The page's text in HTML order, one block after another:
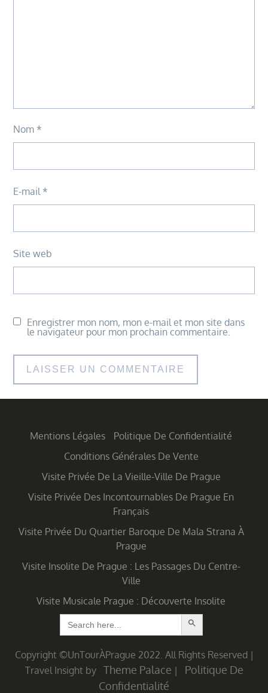
Nom *
E-mail *
Site web
Enregistrer mon nom, mon e-mail et mon site dans
le navigateur pour mon prochain commentaire.
Mentions Légales
Politique De Confidentialité
Conditions Générales De Vente
Visite Privée De La Vieille-Ville De Prague
Visite Privée Des Incontournables De Prague En
Français
Visite Privée Du Quartier Baroque De Mala Strana À
Prague
Visite Insolite De Prague : Les Passages Du Centre-
Ville
Visite Musicale Prague : Découverte Insolite
Search
for:
Search Button
Copyright ©UnTourÀPrague 2022. All Rights Reserved |
Travel Insight by Theme Palace |
Politique De
Confidentialité